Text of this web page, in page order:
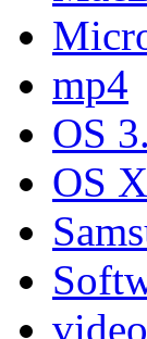
mp4
OS
OS X
video